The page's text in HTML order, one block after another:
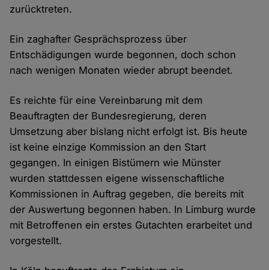
zurücktreten.
Ein zaghafter Gesprächsprozess über
Entschädigungen wurde begonnen, doch schon
nach wenigen Monaten wieder abrupt beendet.
Es reichte für eine Vereinbarung mit dem
Beauftragten der Bundesregierung, deren
Umsetzung aber bislang nicht erfolgt ist. Bis heute
ist keine einzige Kommission an den Start
gegangen. In einigen Bistümern wie Münster
wurden stattdessen eigene wissenschaftliche
Kommissionen in Auftrag gegeben, die bereits mit
der Auswertung begonnen haben. In Limburg wurde
mit Betroffenen ein erstes Gutachten erarbeitet und
vorgestellt.